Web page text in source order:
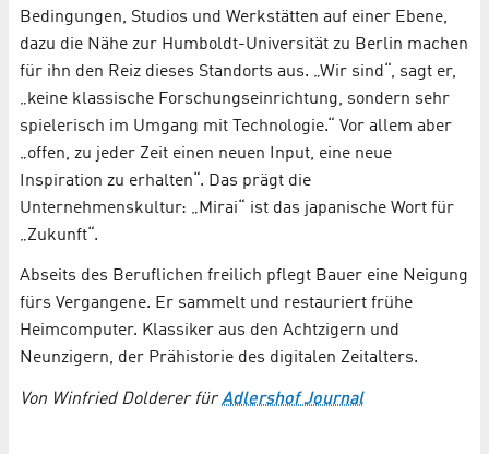
Bedingungen, Studios und Werkstätten auf einer Ebene,
dazu die Nähe zur Humboldt-Universität zu Berlin machen
für ihn den Reiz dieses Standorts aus. „Wir sind“, sagt er,
„keine klassische Forschungseinrichtung, sondern sehr
spielerisch im Umgang mit Technologie.“ Vor allem aber
„offen, zu jeder Zeit einen neuen Input, eine neue
Inspiration zu erhalten“. Das prägt die
Unternehmenskultur: „Mirai“ ist das japanische Wort für
„Zukunft“.
Abseits des Beruflichen freilich pflegt Bauer eine Neigung
fürs Vergangene. Er sammelt und restauriert frühe
Heimcomputer. Klassiker aus den Achtzigern und
Neunzigern, der Prähistorie des digitalen Zeitalters.
Von Winfried Dolderer fürAdlershof Journal